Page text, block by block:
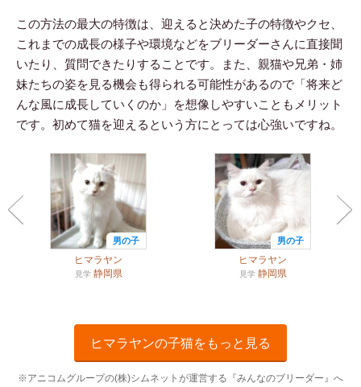
この方法の最大の特徴は、迎えると決めた子の特徴やクセ、
これまでの成長の様子や環境などをブリーダーさんに直接聞
いたり、質問できたりすることです。また、親猫や兄弟・姉
妹たちの姿を見る機会も得られる可能性があるので「将来ど
んな風に成長していくのか」を想像しやすいこともメリット
です。初めて猫を迎えるという方にとっては心強いですね。
男の子
ヒマラヤン
見学静岡県
男の子
ヒマラヤン
見学静岡県
ヒマラヤンの子猫をもっと見る
※アニコムグループの(株)シムネットが運営する『みんなのブリーダー』へ